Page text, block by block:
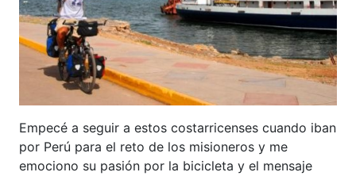
Empecé a seguir a estos costarricenses cuando iban
por Perú para el reto de los misioneros y me
emociono su pasión por la bicicleta y el mensaje